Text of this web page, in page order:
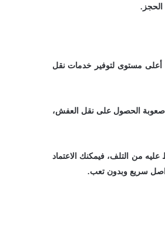
أعلى مستوى لتوفير خدمات نقل
صعوبة الحصول على نقل العفش،
من التلف، فيمكنك الاعتماد
سريع وبدون تعب.